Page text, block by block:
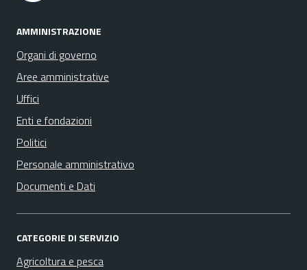
AMMINISTRAZIONE
Organi di governo
Aree amministrative
Uffici
Enti e fondazioni
Politici
Personale amministrativo
Documenti e Dati
CATEGORIE DI SERVIZIO
Agricoltura e pesca